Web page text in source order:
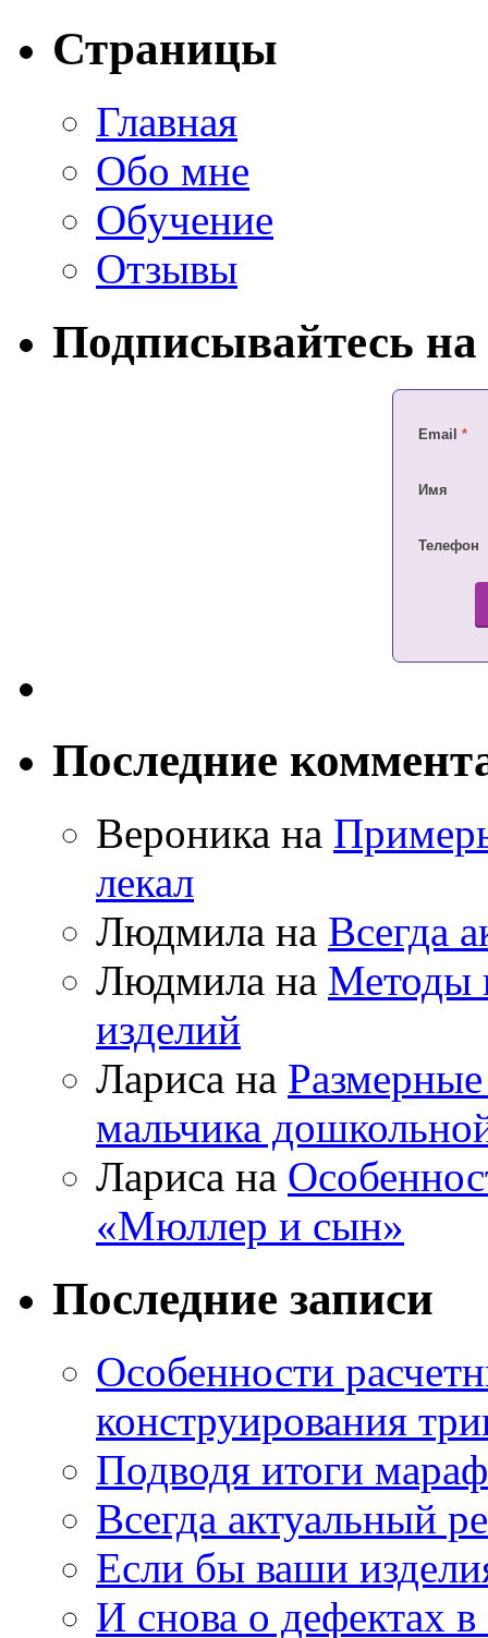
Страницы
Главная
Обо мне
Обучение
Отзывы
Подписывайтесь
Email *
Имя
Телефон
Последние
Вероника на
лекал
Людмила на Всегда
Людмила на Методы
изделий
Лариса на
мальчика
Лариса на
«Мюллер и сын»
Последние записи
Особенности
конструирования
Подводя итоги
Всегда актуальный
Если бы ваши
И снова о дефектах